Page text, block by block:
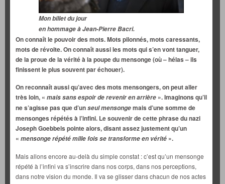
Mon billet du jour
en hommage àJean-Pierre Bacri.
On connaît le pouvoir des mots. Mots pilonnés, mots caressants,
mots de révolte. On connaît aussi les mots qui s’en vont tanguer,
de la proue de la vérité à la poupe du mensonge (où – hélas – ils
finissent le plus souvent par échouer).
On reconnaît aussi qu’avec des mots mensongers, on peut aller
très loin, « mais sans espoir de revenir en arrière ». Imaginons qu’il
ne s’agisse pas que d’unseul mensongemais d’une somme de
mensonges répétés à l’infini. Le souvenir de cette phrase du nazi
Joseph Goebbels pointe alors, disant assez justement qu’un
« mensonge répété mille fois se transforme en vérité ».
Mais allons encore au-delà du simple constat : c’est qu’un mensonge
répété à l’infini va s’inscrire dans nos corps, dans nos perceptions,
dans notre vision du monde. Il va se glisser dans chacun de nos actes